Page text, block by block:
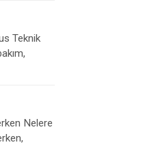
Teknik
Nelere